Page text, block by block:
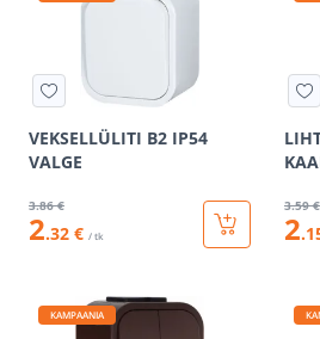
VEKSELLÜLITI B2 IP54
VALGE
3.86 €
2.32 € / tk
3.59 €
2
KAMPAANIA